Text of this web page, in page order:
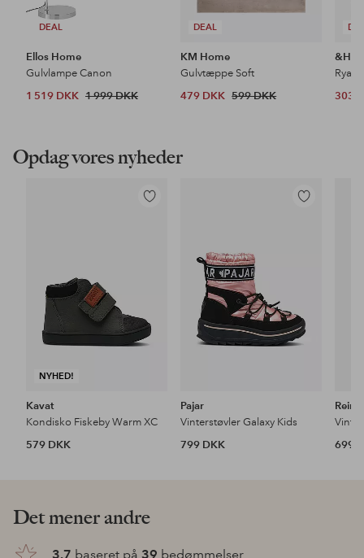
DEAL
Ellos Home
Gulvlampe Canon
1 519 DKK 1 999 DKK
DEAL
KM Home
Gulvtæppe Soft
479 DKK 599 DKK
303
Opdag vores nyheder
NYHED!
Tilføj
Kavat
Kondisko Fiskeby Warm XC
579 DKK
Tilføj
Pajar
Vinterstøvler Galaxy Kids
799 DKK
699
Det mener andre
3.7 baseret på 39 bedømmelser